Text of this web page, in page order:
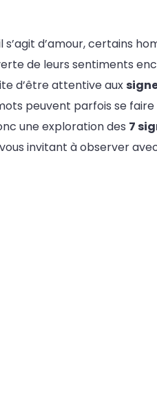
s’agit d’amour, certains
de leurs sentiments
d’être attentive aux
peuvent parfois se
une exploration des 7
invitant à observer